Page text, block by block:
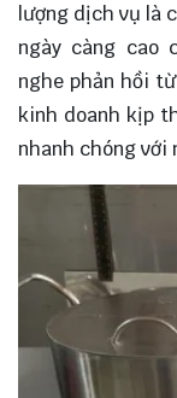
lượng dịch vụ là
ngày càng cao
nghe phản hồi
kinh doanh kịp
nhanh chóng